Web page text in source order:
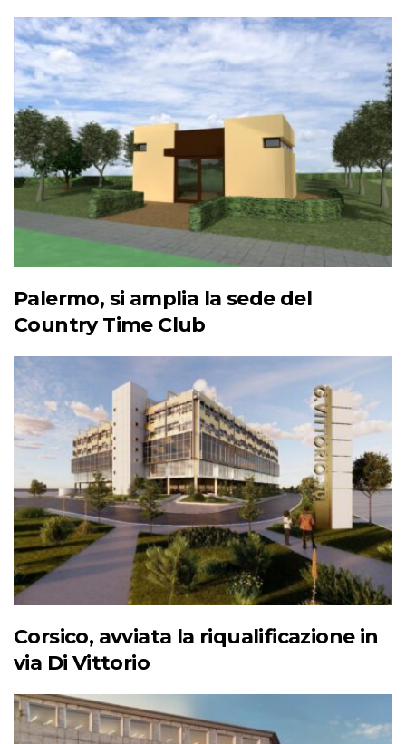
Palermo, si amplia la sede del
Country Time Club
Corsico, avviata la riqualificazione in
via Di Vittorio